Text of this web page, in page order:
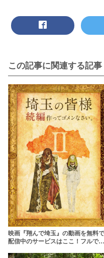
この記事に関連する記事
映画『翔んで埼玉』の動画を無料で
配信中のサービスはここ！フルで観